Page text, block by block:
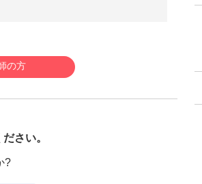
の方
さい。
?